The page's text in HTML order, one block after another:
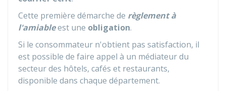
Cette première démarche de règlement à
l'amiableest une obligation.
Si le consommateur n'obtient pas satisfaction, il
est possible de faire appel à un médiateur du
secteur des hôtels, cafés et restaurants,
disponible dans chaque département.